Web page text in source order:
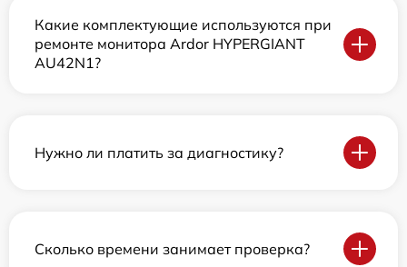
Какие комплектующие используются при
ремонте монитора Ardor HYPERGIANT
AU42N1?
Нужно ли платить за диагностику?
Сколько времени занимает проверка?